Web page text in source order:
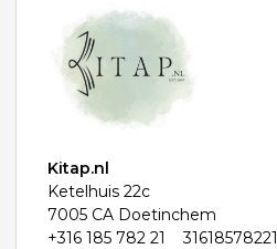
Kitap.nl
Ketelhuis 22c
7005 CA Doetinchem
+316 185 782 21
31618578221